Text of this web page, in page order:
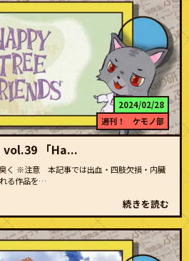
2024/02/28
週刊！ ケモノ部
vol.39 「Ha...
く ※注意 本記事では出血・四肢欠損・内臓
る作品を…
続きを読む